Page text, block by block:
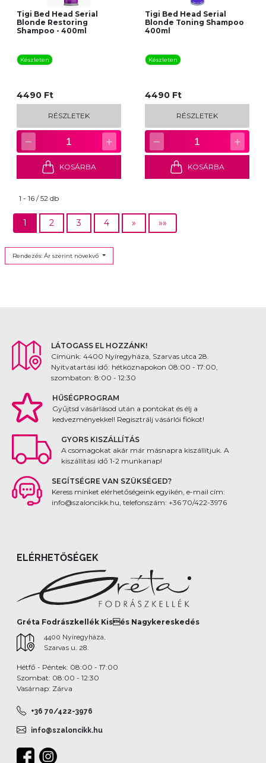
Tigi Bed Head Serial
Blonde Restoring
Shampoo - 400ml
Készleten
4490 Ft
RÉSZLETEK
− 1 +
KOSÁRBA
Tigi Bed Head Serial
Blonde Toning Shampoo
400ml
Készleten
4490 Ft
RÉSZLETEK
− 1 +
KOSÁRBA
1 - 16 / 52 db
1 2 3 4 » »»
Rendezés: Ár szerint növekvő
LÁTOGASS EL HOZZÁNK!
Címünk: 4400 Nyíregyháza, Szarvas utca 28.
Nyitvatartási idő: hétköznapokon 08:00 - 17:00,
szombaton: 8:00 - 12:30
HŰSÉGPROGRAM
Gyűjtsd vásárlásod után a pontokat és élj a
kedvezményekkel! Regisztrálj vásárlói fiókot!
GYORS KISZÁLLÍTÁS
A csomagokat akár már másnapra kiszállítjuk. A
kiszállítási idő 1-2 munkanap!
SEGÍTSÉGRE VAN SZÜKSÉGED?
Keress minket elérhetőségeink egyikén, e-mail cím:
info@szaloncikk.hu, telefonszám: +36 70/422-3976
ELÉRHETŐSÉGEK
Gréta Fodrászkellék Kisés Nagykereskedés
4400 Nyíregyháza,
Szarvas u. 28.
Hétfő - Péntek: 08:00 - 17:00
Szombat: 08:00 - 12:30
Vasárnap: Zárva
+36 70/422-3976
info@szaloncikk.hu